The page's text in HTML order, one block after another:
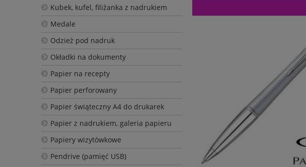
Kubek, kufel, filiżanka z nadrukiem
Medale
Odzież pod nadruk
Okładki na dokumenty
Papier na recepty
Papier perforowany
Papier świąteczny A4 do drukarek
Papier z nadrukiem, galeria papieru
Papiery wizytówkowe
Pendrive (pamięć USB)